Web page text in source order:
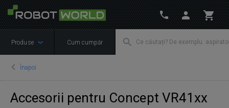
Produse Cum cumpăr
Înapoi
Accesorii pentru Concept VR41xx